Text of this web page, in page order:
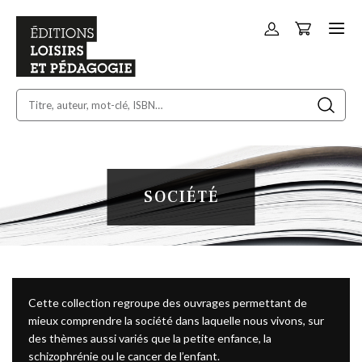
Allez
Panier
SOCIÉTÉ
Cette collection regroupe des ouvrages permettant de
mieux comprendre la société dans laquelle nous vivons, sur
des thèmes aussi variés que la petite enfance, la
schizophrénie ou le cancer de l’enfant.